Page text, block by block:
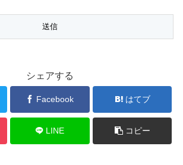
シェアする
Facebook はてブ
LINE コピー